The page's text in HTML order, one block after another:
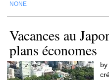
NONE
Vacances au
plans économes